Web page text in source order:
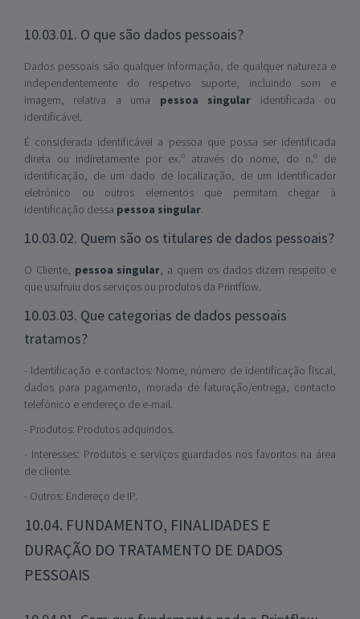
10.03.01. O que são dados pessoais?
Dados pessoais são qualquer informação, de qualquer natureza e
independentemente do respetivo suporte, incluindo som e
imagem, relativa a uma pessoa singular identificada ou
identificável.
É considerada identificável a pessoa que possa ser identificada
direta ou indiretamente por ex.º através do nome, do n.º de
identificação, de um dado de localização, de um identificador
eletrónico ou outros elementos que permitam chegar à
identificação dessa pessoa singular.
10.03.02. Quem são os titulares de dados pessoais?
O Cliente, pessoa singular, a quem os dados dizem respeito e
que usufruiu dos serviços ou produtos da Printflow.
10.03.03. Que categorias de dados pessoais
tratamos?
- Identificação e contactos: Nome, número de identificação fiscal,
dados para pagamento, morada de faturação/entrega, contacto
telefónico e endereço de e-mail.
- Produtos: Produtos adquiridos.
- Interesses: Produtos e serviços guardados nos favoritos na área
de cliente.
- Outros: Endereço de IP.
10.04. FUNDAMENTO, FINALIDADES E
DURAÇÃO DO TRATAMENTO DE DADOS
PESSOAIS